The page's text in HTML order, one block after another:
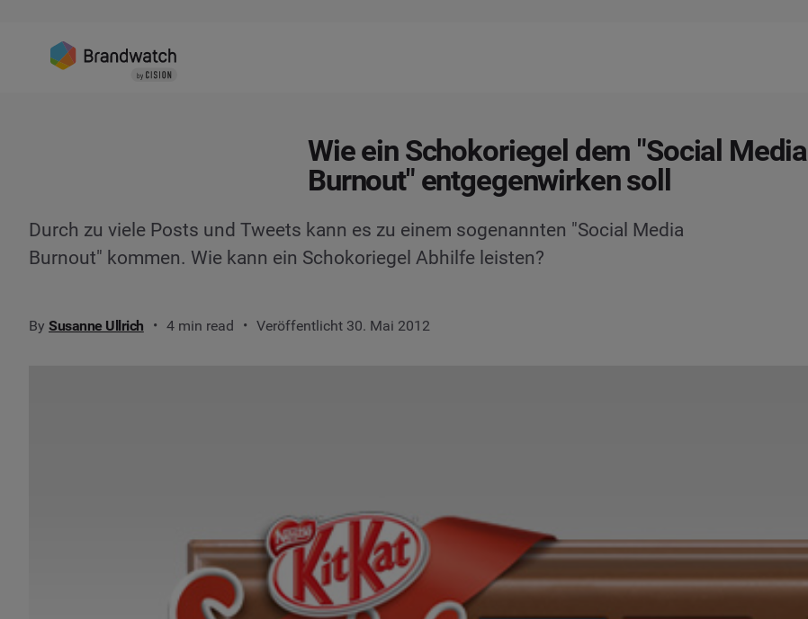
Wie ein Schokoriegel dem "Social Media
Burnout" entgegenwirken soll
Durch zu viele Posts und Tweets kann es zu einem sogenannten "Social Media
Burnout" kommen. Wie kann ein Schokoriegel Abhilfe leisten?
By Susanne Ullrich 4 min read Veröffentlicht 30. Mai 2012